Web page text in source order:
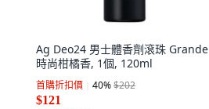
Ag Deo24 男士體香劑滾珠 Grande
時尚柑橘香, 1個, 120ml
首購折扣價 40%$202
$121